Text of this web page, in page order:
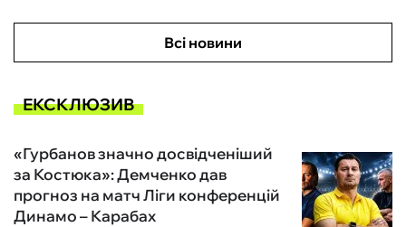
Всі новини
ЕКСКЛЮЗИВ
«Гурбанов значно досвідченіший
за Костюка»: Демченко дав
прогноз на матч Ліги конференцій
Динамо – Карабах